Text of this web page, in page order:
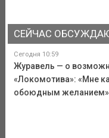
СЕЙЧАС
Сегодня 10:59
Журавель — о
«Локомотива»: «Мне
обоюдным желанием»